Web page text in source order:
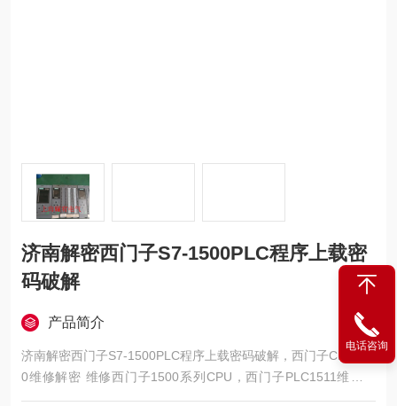
济南解密西门子S7-1500PLC程序上载密
码破解
产品简介
济南解密西门子S7-1500PLC程序上载密码破解，西门子CPU150
0维修解密 维修西门子1500系列CPU，西门子PLC1511维修解
密，西门子PLC1512维修解密，西门子PLC1513维修解密，西门
电话咨询